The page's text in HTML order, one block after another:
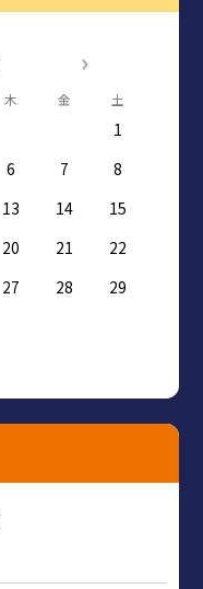
木 金 土
1
6 7
8
13 14
15
20 21
22
27 28
29